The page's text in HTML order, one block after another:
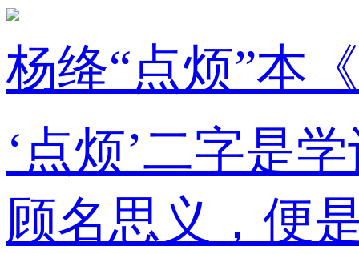
杨绛“点烦”本
‘点烦’二字是
顾名思义，便